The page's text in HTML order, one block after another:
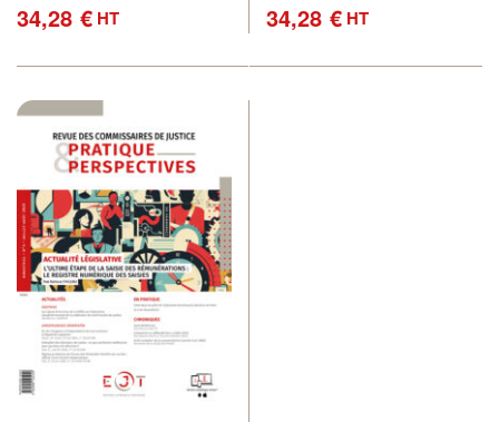
perspectives
34,28 €HT
perspectives
34,28 €HT